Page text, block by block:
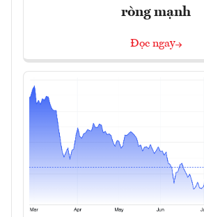
ròng mạnh
Đọc ngay